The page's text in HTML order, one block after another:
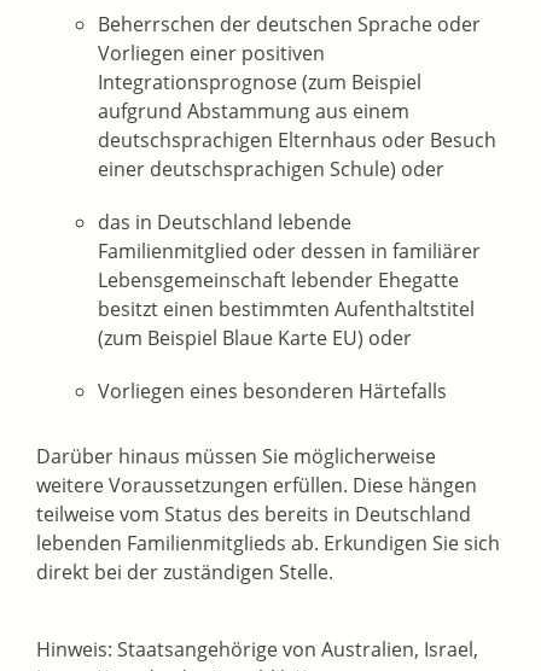
Beherrschen der deutschen Sprache oder
Vorliegen einer positiven
Integrationsprognose(zum Beispiel
aufgrund Abstammung aus einem
deutschsprachigen Elternhaus oder Besuch
einer deutschsprachigen Schule) oder
das in Deutschland lebende
Familienmitglied oder dessen in familiärer
Lebensgemeinschaft lebender Ehegatte
besitzt einen bestimmten Aufenthaltstitel
(zum Beispiel Blaue Karte EU) oder
Vorliegen eines besonderen Härtefalls
Darüber hinaus müssen Sie möglicherweise
weitere Voraussetzungen erfüllen. Diese hängen
teilweise vom Status des bereits in Deutschland
lebenden Familienmitglieds ab. Erkundigen Sie sich
direkt bei der zuständigen Stelle.
Hinweis: Staatsangehörige von Australien, Israel,